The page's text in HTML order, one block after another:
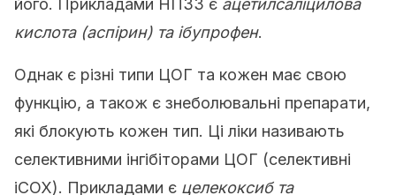
його. Прикладами НПЗЗ є ацетилсаліцилова
кислота (аспірин) та ібупрофен.
Однак є різні типи ЦОГ та кожен має свою
функцію, а також є знеболювальні препарати,
які блокують кожен тип. Ці ліки називають
селективними інгібіторами ЦОГ (селективні
iCOX). Прикладами є целекоксиб та